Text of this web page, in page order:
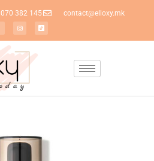
070 382 145 contact@elloxy.mk